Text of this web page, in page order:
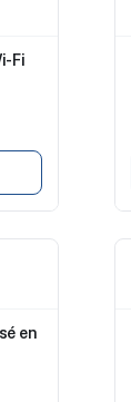
Fi
en